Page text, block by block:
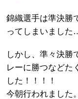
錦織選手は準決勝
ってしまいました
しかし、準々決勝
レーに勝つなどた
した！！！！
今朝行われました